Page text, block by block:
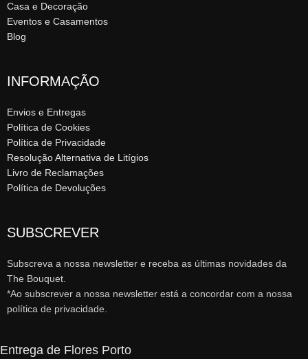
Casa e Decoração
Eventos e Casamentos
Blog
INFORMAÇÃO
Envios e Entregas
Política de Cookies
Política de Privacidade
Resolução Alternativa de Litígios
Livro de Reclamações
Política de Devoluções
SUBSCREVER
Subscreva a nossa newsletter e receba as últimas novidades da
The Bouquet.
*Ao subscrever a nossa newsletter está a concordar com a nossa
política de privacidade.
Entrega de Flores Porto